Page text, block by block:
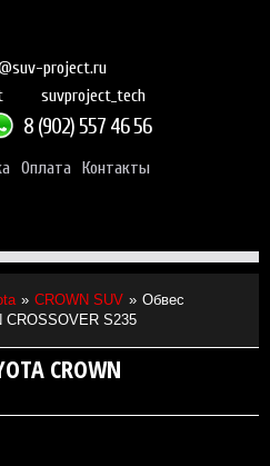
project.ru
suvproject_tech
8 (902) 557 46 56
Оплата Контакты
CROWN SUV
Обвес
CROSSOVER S235
CROWN